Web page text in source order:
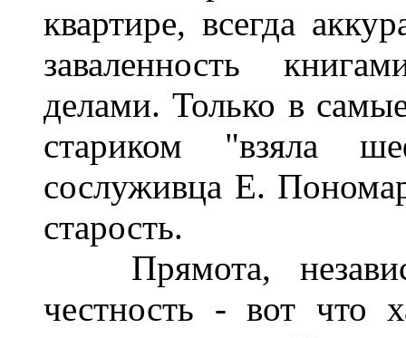
квартире, всегда
заваленность
делами. Только в
стариком "взяла
сослуживца Е.
старость.
Прямота,
честность - вот что